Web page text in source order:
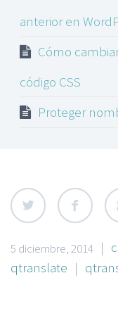
anterior en
Cómo
código CSS
Proteger
5 diciembre, 2014 |
qtranslate |